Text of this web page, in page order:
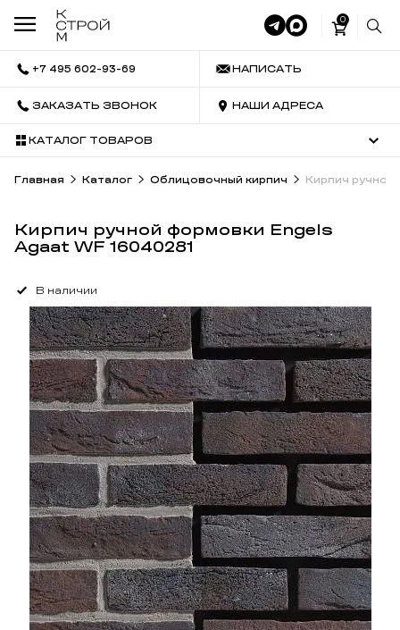
0
+7 495 602-93-69 НАПИСАТЬ
ЗАКАЗАТЬ ЗВОНОК НАШИ АДРЕСА
КАТАЛОГ ТОВАРОВ
Главная Каталог Облицовочный кирпич Кирпич ручной
Кирпич ручной формовки Engels
Agaat WF 16040281
В наличии